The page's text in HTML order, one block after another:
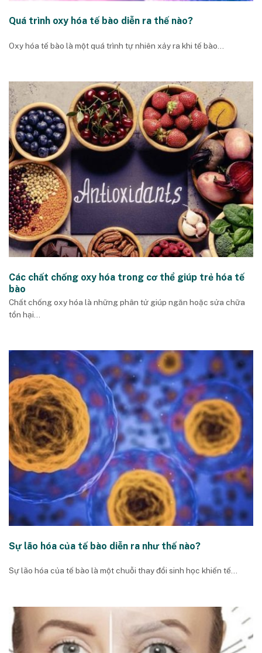
Quá trình oxy hóa tế bào diễn ra thế nào?
Oxy hóa tế bào là một quá trình tự nhiên xảy ra khi tế bào...
Các chất chống oxy hóa trong cơ thể giúp trẻ hóa tế
bào
Chất chống oxy hóa là những phân tử giúp ngăn hoặc sửa chữa
tổn hại...
Sự lão hóa của tế bào diễn ra như thế nào?
Sự lão hóa của tế bào là một chuỗi thay đổi sinh học khiến tế...